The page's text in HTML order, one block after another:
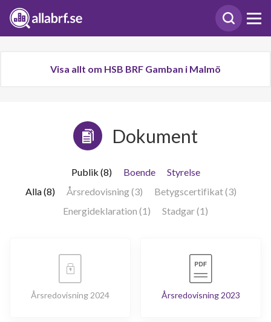
Visa allt om HSB BRF Gamban i Malmö
Dokument
Publik (8) Boende
Styrelse
Alla (8)
Årsredovisning (3)
Betygscertifikat (3)
Energideklaration (1)
Stadgar (1)
Årsredovisning 2024 Årsredovisning 2023